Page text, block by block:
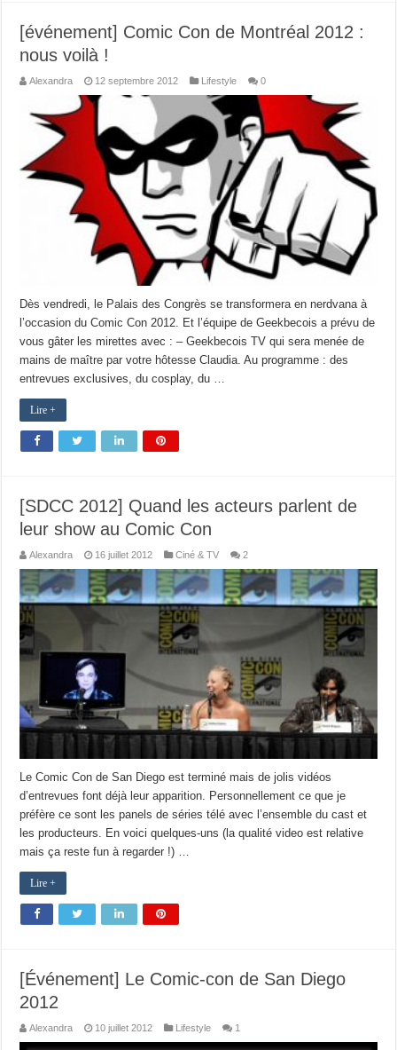
[événement] Comic Con de Montréal 2012 :
nous voilà !
Alexandra 12 septembre 2012 Lifestyle 0
Dès vendredi, le Palais des Congrès se transformera en nerdvana à
l’occasion du Comic Con 2012. Et l’équipe de Geekbecois a prévu de
vous gâter les mirettes avec : – Geekbecois TV qui sera menée de
mains de maître par votre hôtesse Claudia. Au programme : des
entrevues exclusives, du cosplay, du …
Lire +
[SDCC 2012] Quand les acteurs parlent de
leur show au Comic Con
Alexandra 16 juillet 2012 Ciné & TV 2
Le Comic Con de San Diego est terminé mais de jolis vidéos
d’entrevues font déjà leur apparition. Personnellement ce que je
préfère ce sont les panels de séries télé avec l’ensemble du cast et
les producteurs. En voici quelques-uns (la qualité video est relative
mais ça reste fun à regarder !) …
Lire +
[Événement] Le Comic-con de San Diego
2012
Alexandra 10 juillet 2012 Lifestyle 1